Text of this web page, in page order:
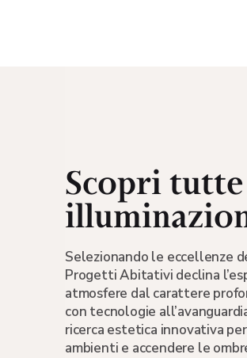
Scopri
Selezionando le eccellenze
Progetti Abitativi declina
atmosfere dal carattere
con tecnologie
ricerca estetica innovativa
ambienti e accendere le